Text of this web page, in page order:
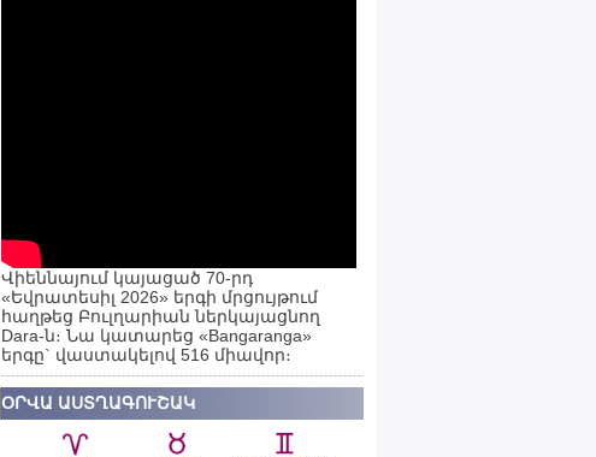
Վիեննայում կայացած 70-րդ
«Եվրատեսիլ 2026» երգի մրցույթում
հաղթեց Բուլղարիան ներկայացնող
Dara-ն։ Նա կատարեց «Bangaranga»
երգը` վաստակելով 516 միավոր։
ՕՐՎԱ ԱՍՏՂԱԳՈՒՇԱԿ